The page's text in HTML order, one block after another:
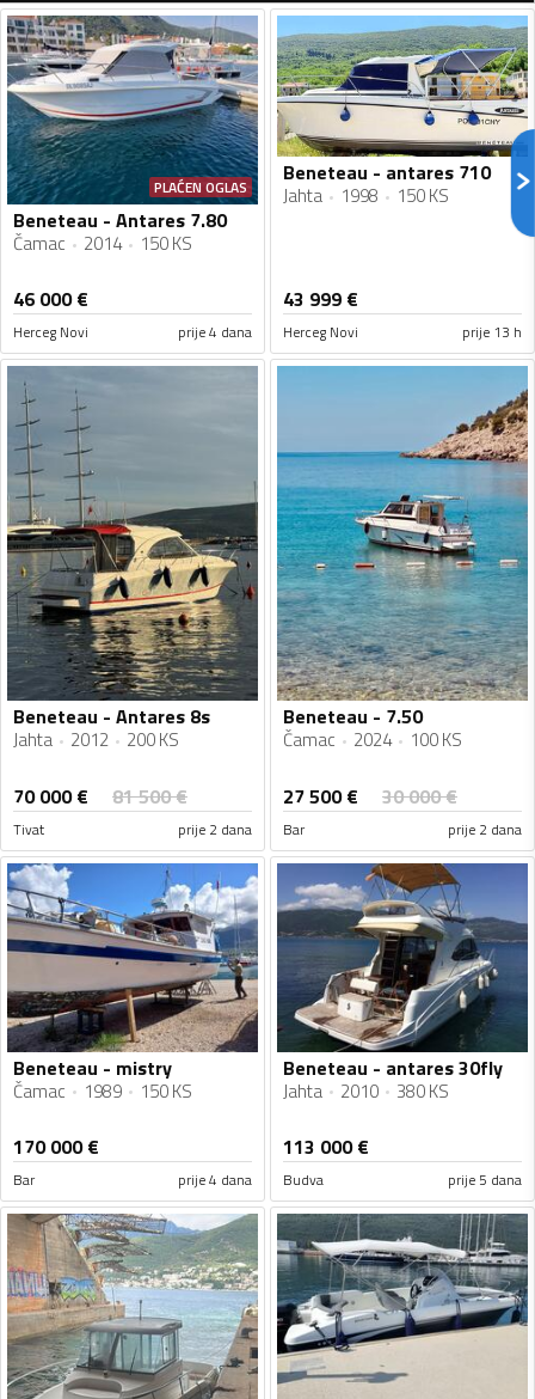
PLAĆEN OGLAS
Beneteau - Antares 7.80
Čamac 2014 150 KS
46 000€
Herceg Novi prije 4 dana
Beneteau - antares 710
Jahta 1998 150 KS
43 999 €
Herceg Novi prije 13 h
Beneteau - Antares 8s
Jahta 2012 200 KS
70 000€ 81 500€
Tivat prije 2 dana
Beneteau - 7.50
Čamac 2024 100 KS
27 500€ 30 000€
Bar prije 2 dana
Beneteau - mistry
Čamac 1989 150 KS
170 000€
Bar prije 4 dana
Beneteau - antares 30fly
Jahta 2010 380 KS
113 000€
Budva prije 5 dana